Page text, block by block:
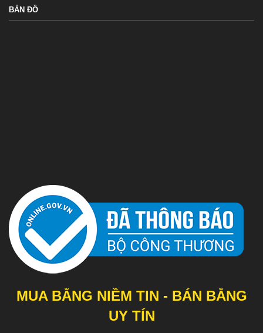
BẢN ĐỒ
MUA BẰNG NIỀM TIN - BÁN BẰNG
UY TÍN